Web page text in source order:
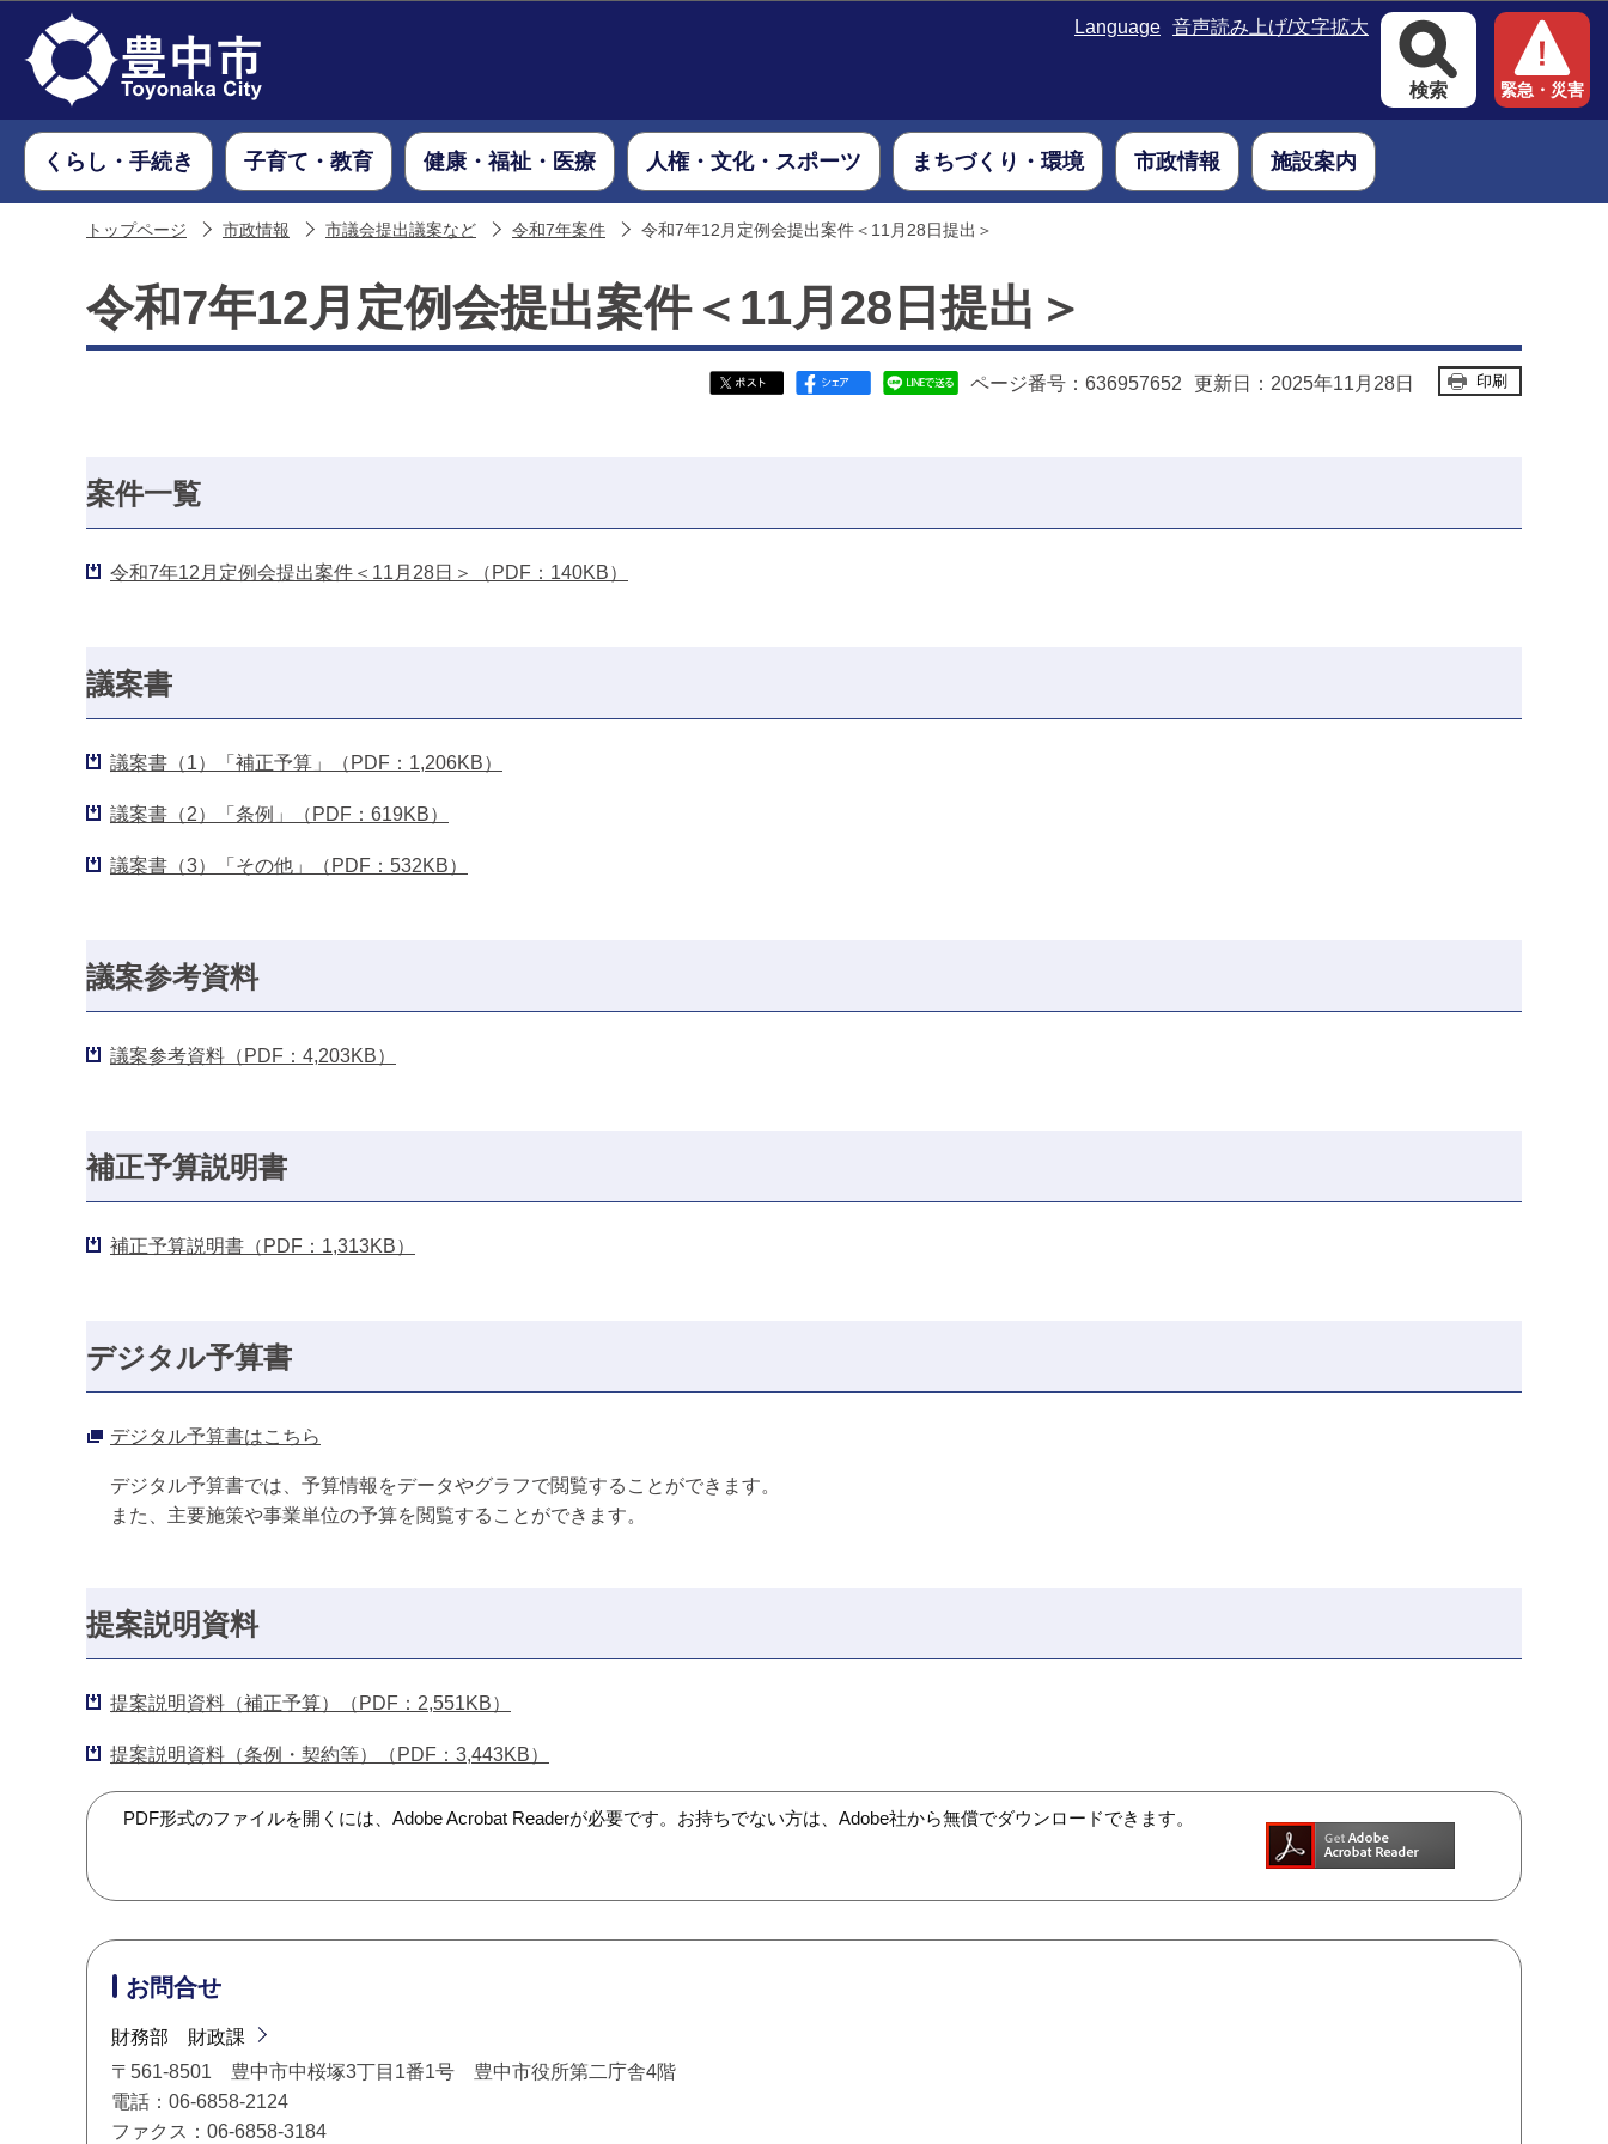
Language 音声読み上げ/文字拡大
検索 緊急・災害
くらし・手続き 子育て・教育 健康・福祉・医療 人権・文化・スポーツ まちづくり・環境 市政情報 施設案内
トップページ 市政情報 市議会提出議案など 令和7年案件 令和7年12月定例会提出案件＜11月28日提出＞
令和7年12月定例会提出案件＜11月28日提出＞
ページ番号：636957652 更新日：2025年11月28日 印刷
案件一覧
令和7年12月定例会提出案件＜11月28日＞（PDF：140KB）
議案書
議案書（1）「補正予算」（PDF：1,206KB）
議案書（2）「条例」（PDF：619KB）
議案書（3）「その他」（PDF：532KB）
議案参考資料
議案参考資料（PDF：4,203KB）
補正予算説明書
補正予算説明書（PDF：1,313KB）
デジタル予算書
デジタル予算書はこちら
デジタル予算書では、予算情報をデータやグラフで閲覧することができます。
また、主要施策や事業単位の予算を閲覧することができます。
提案説明資料
提案説明資料（補正予算）（PDF：2,551KB）
提案説明資料（条例・契約等）（PDF：3,443KB）
PDF形式のファイルを開くには、Adobe Acrobat Readerが必要です。お持ちでない方は、Adobe社から無償でダウンロードできます。
お問合せ
財務部 財政課
〒561-8501 豊中市中桜塚3丁目1番1号 豊中市役所第二庁舎4階
電話：06-6858-2124
ファクス：06-6858-3184